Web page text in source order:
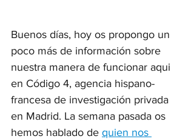
Buenos días, hoy os propongo un
poco más de información sobre
nuestra manera de funcionar aqui
en Código 4, agencia hispano-
francesa de investigación privada
en Madrid. La semana pasada os
hemos hablado de quien nos